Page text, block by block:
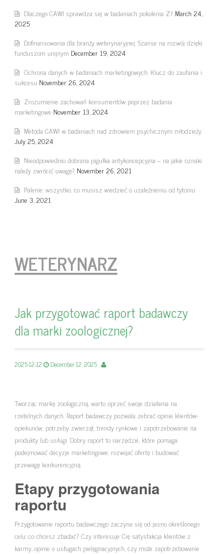
Dlaczego CAWI sprawdza się w badaniach pokolenia Z? March 24,
2025
Dofinansowania dla branży weterynaryjnej. Szanse na rozwój dzięki
funduszom unijnym December 19, 2024
Ochrona danych w badaniach marketingowych. Klucz do zaufania i
sukcesu November 26, 2024
Zrozumienie zachowań konsumentów poprzez badania
marketingowe November 13, 2024
Metoda CAWI w badaniach nad zdrowiem psychicznym młodzieży
July 25, 2024
Nieodpowiednio dobrana pigułka antykoncepcyjna – na jakie oznaki
należy zwrócić uwagę? November 26, 2021
Palenie: wszystko, co musisz wiedzieć o uzależnieniu od tytoniu
June 3, 2021
WETERYNARZ
Jak przygotować raport badawczy
dla marki zoologicznej?
2025-12-12 December 12, 2025
Tworząc markę zoologiczną, warto oprzeć swoje działania na
rzetelnych danych. Raport badawczy pozwala zebrać opinie klientów-
opiekunów, potrzeby zwierząt, trendy rynkowe i zapotrzebowanie na
produkty lub usługi. Dobry raport to narzędzie, które pomaga
podejmować decyzje marketingowe, rozwijać ofertę i budować
przewagę konkurencyjną.
Etapy przygotowania
raportu
Przygotowanie raportu badawczego zaczyna się od jasno określonego
celu: co chcesz zbadać? Czy interesuje Cię satysfakcja klientów z
karmy, opinie o usługach pielęgnacyjnych, czy może zapotrzebowanie